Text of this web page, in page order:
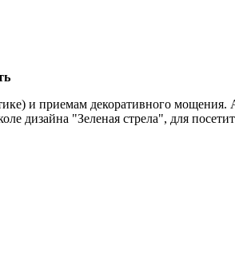
и приемам декоративного
дизайна "Зеленая стрела", для